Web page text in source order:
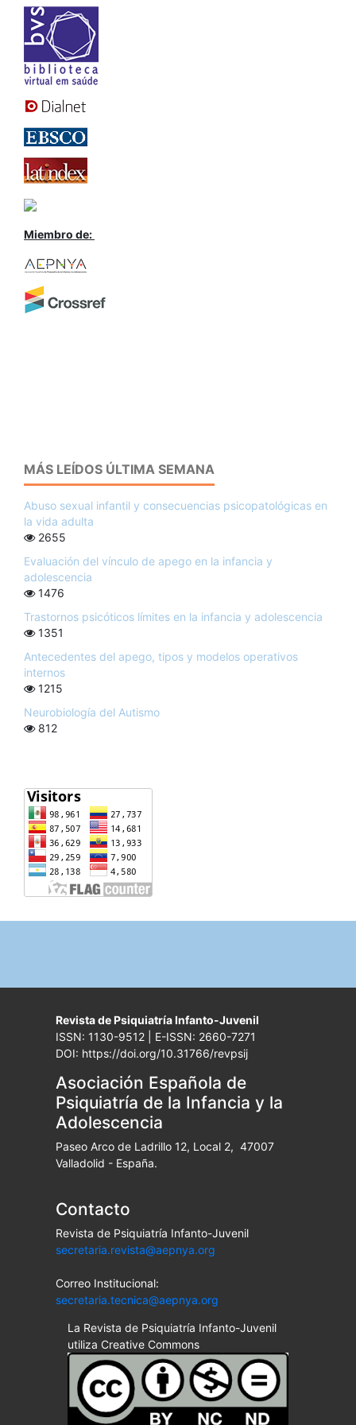
Miembro de:
MÁS LEÍDOS ÚLTIMA SEMANA
Abuso sexual infantil y consecuencias psicopatológicas en
la vida adulta
2655
Evaluación del vínculo de apego en la infancia y
adolescencia
1476
Trastornos psicóticos límites en la infancia y adolescencia
1351
Antecedentes del apego, tipos y modelos operativos
internos
1215
Neurobiología del Autismo
812
Revista de Psiquiatría Infanto-Juvenil
ISSN: 1130-9512 | E-ISSN: 2660-7271
DOI: https://doi.org/10.31766/revpsij
Asociación Española de
Psiquiatría de la Infancia y la
Adolescencia
Paseo Arco de Ladrillo 12, Local 2, 47007
Valladolid - España.
Contacto
Revista de Psiquiatría Infanto-Juvenil
secretaria.revista@aepnya.org
Correo Institucional:
secretaria.tecnica@aepnya.org
La Revista de Psiquiatría Infanto-Juvenil
utiliza Creative Commons